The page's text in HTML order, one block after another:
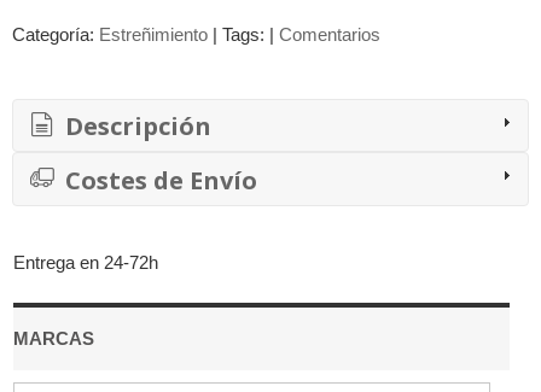
Entrega en 24-72h
MARCAS
Categoría: Estreñimiento | Tags: | Comentarios
Descripción
Costes de Envío